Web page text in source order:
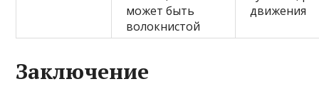
может быть
волокнистой
движения
Заключение